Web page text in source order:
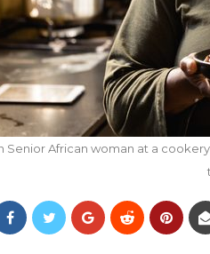
Senior African woman at a